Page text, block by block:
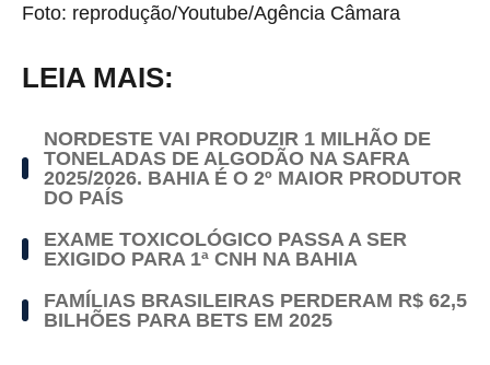
Foto: reprodução/Youtube/Agência Câmara
LEIA MAIS:
NORDESTE VAI PRODUZIR 1 MILHÃO DE
TONELADAS DE ALGODÃO NA SAFRA
2025/2026. BAHIA É O 2º MAIOR PRODUTOR
DO PAÍS
EXAME TOXICOLÓGICO PASSA A SER
EXIGIDO PARA 1ª CNH NA BAHIA
FAMÍLIAS BRASILEIRAS PERDERAM R$ 62,5
BILHÕES PARA BETS EM 2025